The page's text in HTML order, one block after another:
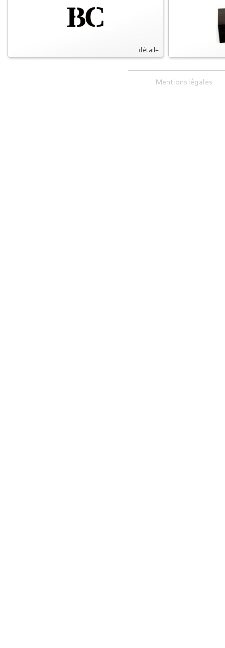
détail+
Mentions légales